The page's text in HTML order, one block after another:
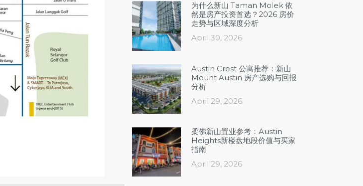
为什么新山 Taman Molek 依
然是房产投资首选？2026 房价
走势与区域深度分析
April 30, 2026
Austin Crest 公寓推荐：新山
Mount Austin 房产选购与回报
分析
April 29, 2026
柔佛新山置业参考：Austin
Heights新楼盘地段价值与买家
指南
April 29, 2026